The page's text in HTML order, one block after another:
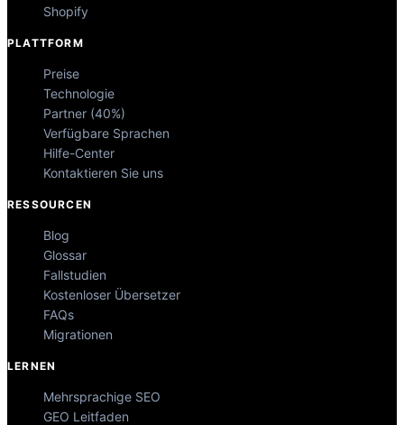
Shopify
PLATTFORM
Preise
Technologie
Partner (40%)
Verfügbare Sprachen
Hilfe-Center
Kontaktieren Sie uns
RESSOURCEN
Blog
Glossar
Fallstudien
Kostenloser Übersetzer
FAQs
Migrationen
LERNEN
Mehrsprachige SEO
GEO Leitfaden